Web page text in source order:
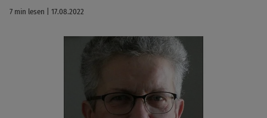
7 min lesen | 17.08.2022